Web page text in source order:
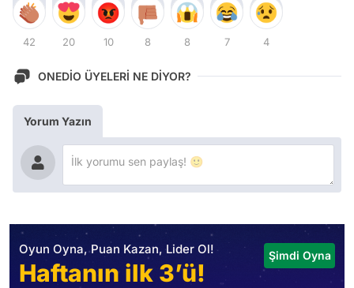
42 20 10 8 8 7 4
ONEDİO ÜYELERİ NE DİYOR?
Yorum Yazın
Oyun Oyna, Puan Kazan, Lider Ol!
Haftanın ilk 3’ü!
Şimdi Oyna